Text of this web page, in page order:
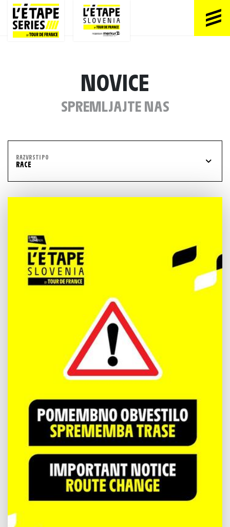
NOVICE
SPREMLJAJTE NAS
RAZVRSTI PO
RACE